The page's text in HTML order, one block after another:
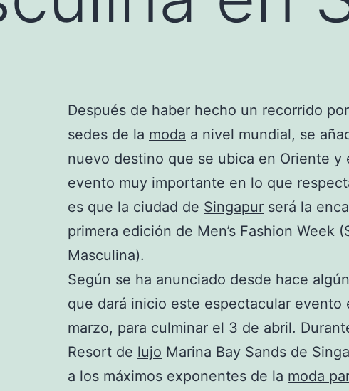
Después de haber hecho un recorrido
sedes de la moda a nivel mundial, se
nuevo destino que se ubica en Oriente y
evento muy importante en lo que
es que la ciudad de Singapur será la
primera edición de Men’s Fashion Week
Masculina).
Según se ha anunciado desde hace
que dará inicio este espectacular evento
marzo, para culminar el 3 de abril.
Resort de lujo Marina Bay Sands de
a los máximos exponentes de la moda